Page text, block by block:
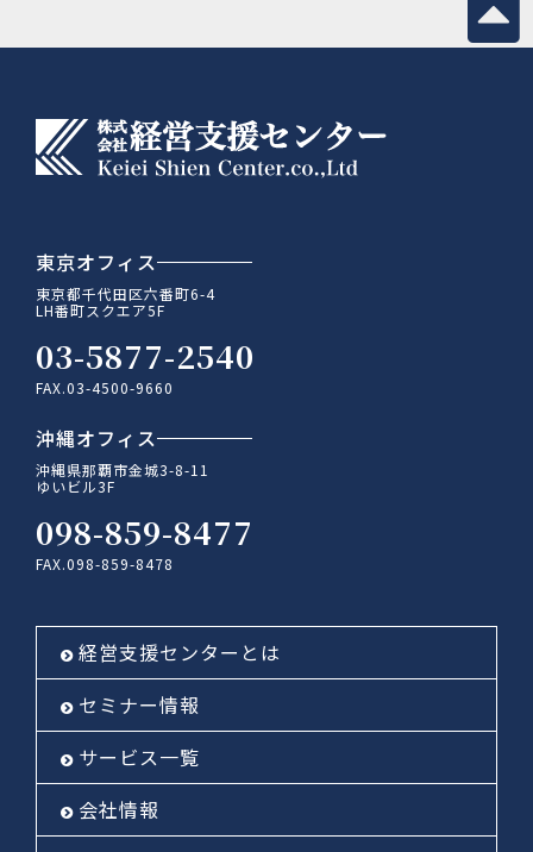
東京オフィス
東京都千代田区六番町6-4
LH番町スクエア5F
03-5877-2540
FAX.03-4500-9660
沖縄オフィス
沖縄県那覇市金城3-8-11
ゆいビル3F
098-859-8477
FAX.098-859-8478
経営支援センターとは
セミナー情報
サービス一覧
会社情報